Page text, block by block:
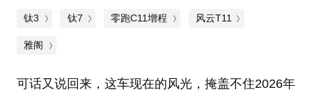
钛3 钛7 零跑C11增程 风云T11
雅阁
可话又说回来，这车现在的风光，掩盖不住2026年